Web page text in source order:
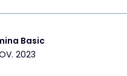
Basic
2023